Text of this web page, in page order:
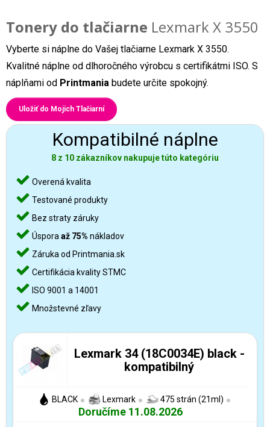
Tonery do tlačiarne Lexmark X 3550
Vyberte si náplne do Vašej tlačiarne Lexmark X 3550.
Kvalitné náplne od dlhoročného výrobcu s certifikátmi ISO. S
náplňami od Printmania budete určite spokojný.
Uložiť do Mojich Tlačiarní
Kompatibilné náplne
8 z 10 zákazníkov nakupuje túto kategóriu
Overená kvalita
Testované produkty
Bez straty záruky
Úspora až 75% nákladov
Záruka od Printmania.sk
Certifikácia kvality STMC
ISO 9001 a 14001
Množstevné zľavy
Lexmark 34 (18C0034E) black -
kompatibilný
BLACK Lexmark 475 strán (21ml)
Doručíme 11.08.2026